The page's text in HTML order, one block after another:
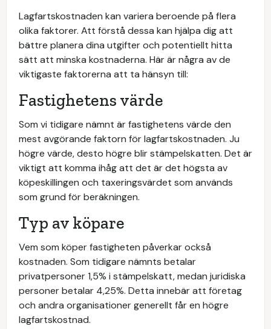
Lagfartskostnaden kan variera beroende på flera
olika faktorer. Att förstå dessa kan hjälpa dig att
bättre planera dina utgifter och potentiellt hitta
sätt att minska kostnaderna. Här är några av de
viktigaste faktorerna att ta hänsyn till:
Fastighetens värde
Som vi tidigare nämnt är fastighetens värde den
mest avgörande faktorn för lagfartskostnaden. Ju
högre värde, desto högre blir stämpelskatten. Det är
viktigt att komma ihåg att det är det högsta av
köpeskillingen och taxeringsvärdet som används
som grund för beräkningen.
Typ av köpare
Vem som köper fastigheten påverkar också
kostnaden. Som tidigare nämnts betalar
privatpersoner 1,5% i stämpelskatt, medan juridiska
personer betalar 4,25%. Detta innebär att företag
och andra organisationer generellt får en högre
lagfartskostnad.